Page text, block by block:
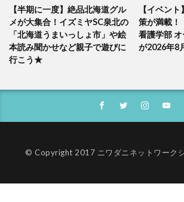
【半期に一度】絶品北海道グル
メが大集合！イズミヤSC泉北の
「北海道うまいっしょ市」や絵
本読み聞かせなど親子で遊びに
行こう★
【イベン
策が満載！
看護学部 オ
が2026年8
© Copyright 2017 ニワダニネットワーク